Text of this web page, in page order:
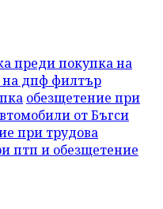
преди покупка на
на дпф филтър
обезщетение при
от Бъгси
при трудова
птп и обезщетение